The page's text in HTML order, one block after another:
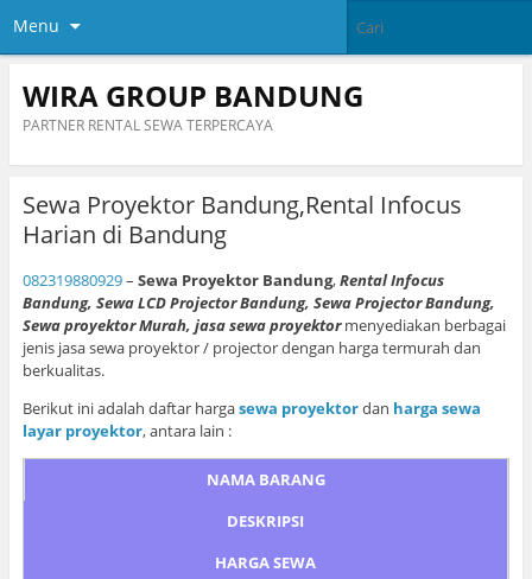
Menu
WIRA GROUP BANDUNG
PARTNER RENTAL SEWA TERPERCAYA
Sewa Proyektor Bandung,Rental Infocus
Harian di Bandung
082319880929– Sewa Proyektor Bandung,Rental Infocus
Bandung, Sewa LCD Projector Bandung, Sewa Projector Bandung,
Sewa proyektor Murah, jasa sewa proyektormenyediakan berbagai
jenis jasa sewa proyektor / projector dengan harga termurah dan
berkualitas.
Berikut ini adalah daftar hargasewa proyektordan harga sewa
layar proyektor, antara lain :
NAMA BARANG
DESKRIPSI
HARGA SEWA